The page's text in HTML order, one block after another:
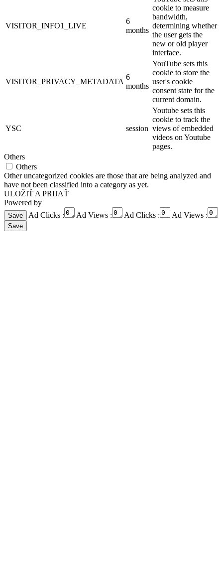
VISITOR_INFO1_LIVE
6
months
cookie to measure
bandwidth,
determining whether
the user gets the
new or old player
interface.
VISITOR_PRIVACY_METADATA
6
months
YouTube sets this
cookie to store the
user's cookie
consent state for the
current domain.
YSC session
Youtube sets this
cookie to track the
views of embedded
videos on Youtube
pages.
Others
Others
Other uncategorized cookies are those that are being analyzed and
have not been classified into a category as yet.
ULOŽIŤ A PRIJAŤ
Powered by
Ad Clicks :
Ad Views : Ad Clicks : Ad Views :